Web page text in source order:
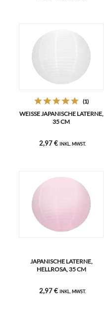
(1)
WEISSE JAPANISCHE LATERNE, 3
5 CM
2,97 € INKL. MWST.
JAPANISCHE LATERNE,
HELLROSA, 35 CM
2,97 € INKL. MWST.